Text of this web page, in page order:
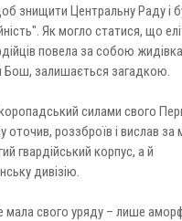
знищити Центральну Раду і
Як могло статися, що
повела за собою
Бош, залишається загадкою.
силами свого
оточив, роззброїв і вислав за
гвардійський корпус, а й
дивізію.
свого уряду – лише